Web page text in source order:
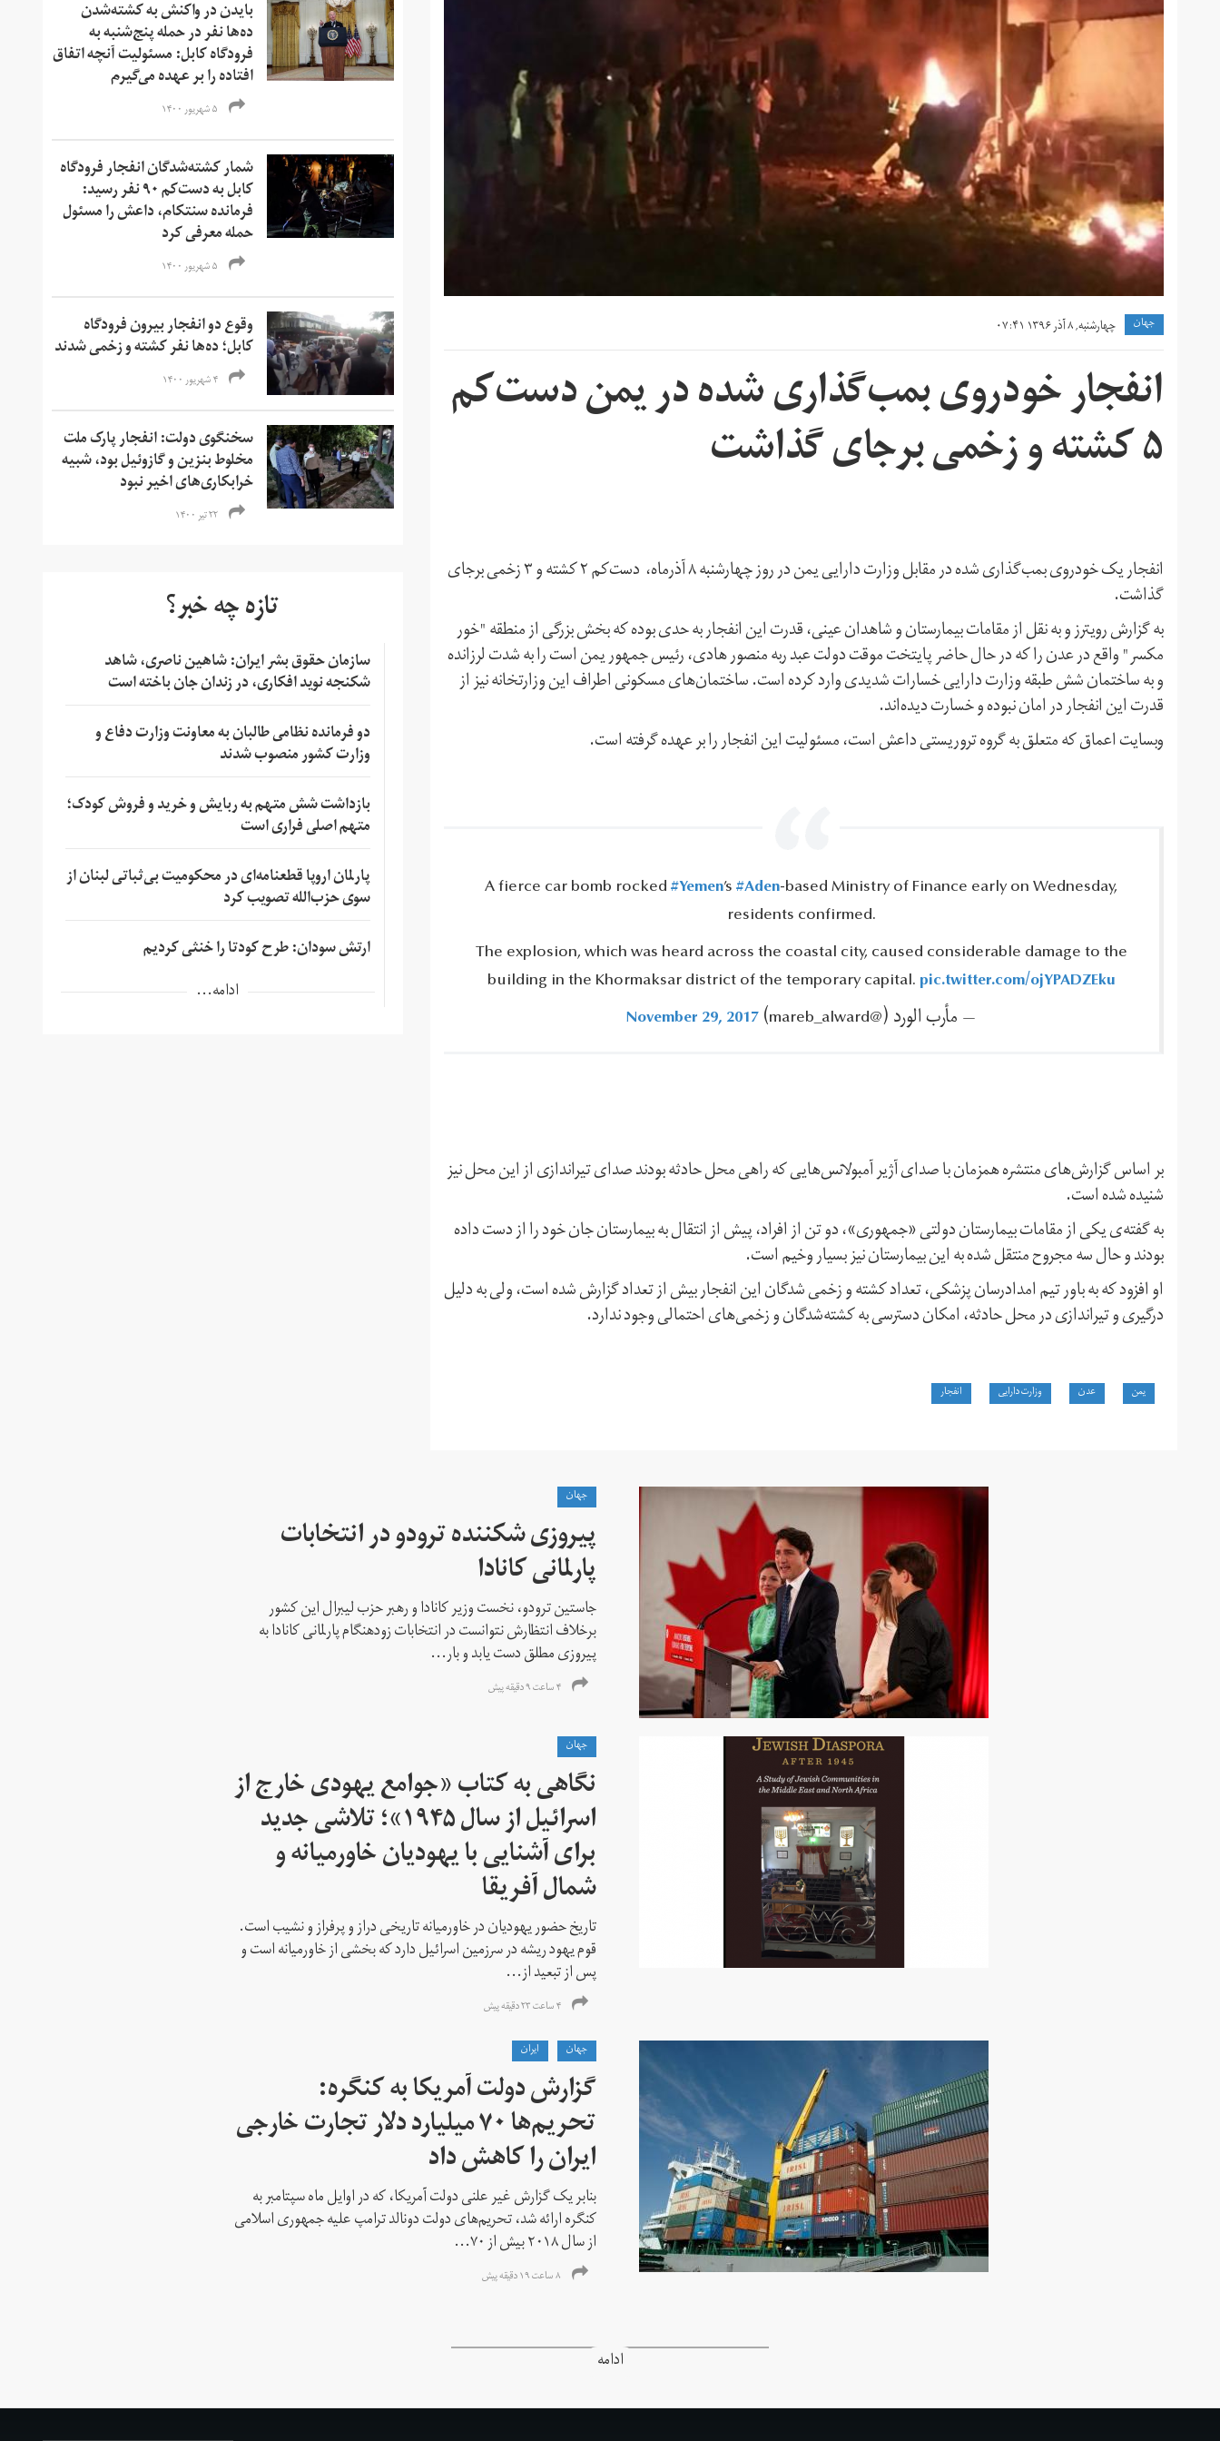
جهان چهارشنبه, ۸ آذر ۱۳۹۶ ۰۷:۴۱
انفجار خودروی بمب‌گذاری‌ شده در یمن دست‌کم
۵ کشته و زخمی برجای گذاشت
انفجار یک خودروی بمب‌گذاری شده در مقابل وزارت دارایی یمن در روز چهارشنبه ۸ آذرماه، دست‌کم ۲ کشته و ۳ زخمی برجای
گذاشت.
به گزارش رویترز و به نقل از مقامات بیمارستان و شاهدان عینی، قدرت این انفجار به حدی بوده که بخش بزرگی از منطقه "خور
مکسر" واقع در عدن را که در حال حاضر پایتخت موقت دولت عبد ربه منصور هادی، رئیس جمهور یمن است را به شدت لرزانده
و به ساختمان شش طبقه وزارت دارایی خسارات شدیدی وارد کرده است. ساختمان‌های مسکونی اطراف این وزارتخانه نیز از
قدرت این انفجار در امان نبوده و خسارت دیده‌اند.
وبسایت اعماق که متعلق به گروه تروریستی داعش است، مسئولیت این انفجار را بر عهده گرفته است.
A fierce car bomb rocked#Yemen’s#Aden-based Ministry of Finance early on Wednesday,
residents confirmed.‎
The explosion, which was heard across the coastal city, caused considerable damage to the
building in the Khormaksar district of the temporary capital.‎pic.twitter.com/ojYPADZEku
— مأرب الورد (@mareb_alward)
November 29, 2017
بر اساس گزارش‌های منتشره همزمان با صدای آژیر آمبولانس‌هایی که راهی محل حادثه بودند صدای تیراندازی از این محل نیز
شنیده شده است.
به گفته‌ی یکی از مقامات بیمارستان دولتی «جمهوری»، دو تن از افراد، پیش از انتقال به بیمارستان جان خود را از دست داده
بودند و حال سه مجروح منتقل شده به این بیمارستان نیز بسیار وخیم است.
او افزود که به باور تیم امدادرسان پزشکی، تعداد کشته و زخمی شدگان این انفجار بیش از تعداد گزارش شده است، ولی به دلیل
درگیری و تیراندازی در محل حادثه، امکان دسترسی به کشته‌شدگان و زخمی‌های احتمالی وجود ندارد.
یمن عدن وزارت دارایی انفجار
بایدن در واکنش به کشته‌شدن
ده‌ها نفر در حمله پنج‌شنبه به
فرودگاه کابل: مسئولیت آنچه اتفاق
افتاده را بر عهده می‌گیرم
۵ شهریور ۱۴۰۰
شمار کشته‌شدگان انفجار فرودگاه
کابل به دست‌کم ۹۰ نفر رسید:
فرمانده سنتکام، داعش را مسئول
حمله معرفی کرد
۵ شهریور ۱۴۰۰
وقوع دو انفجار بیرون فرودگاه
کابل؛ ده‌ها نفر کشته و زخمی‌ شدند
۴ شهریور ۱۴۰۰
سخنگوی دولت: انفجار پارک ملت
مخلوط بنزین و گازوئیل بود، شبیه
خرابکاری‌های اخیر نبود
۲۲ تیر ۱۴۰۰
تازه چه خبر؟
سازمان حقوق بشر ایران: شاهین ناصری، شاهد
شکنجه نوید افکاری، در زندان جان باخته است
دو فرمانده نظامی طالبان به معاونت وزارت دفاع و
وزارت کشور منصوب شدند
بازداشت شش متهم به ربایش و خرید و فروش کودک؛
متهم اصلی فراری است
پارلمان اروپا قطعنامه‌ای در محکومیت بی‌ثباتی لبنان از
سوی حزب‌الله تصویب کرد
ارتش سودان: طرح کودتا را خنثی کردیم
ادامه...
جهان
پیروزی شکننده ترودو در انتخابات
پارلمانی کانادا
جاستین ترودو، نخست وزیر کانادا و رهبر حزب لیبرال این کشور
برخلاف انتظارش نتوانست در انتخابات زود‌هنگام پارلمانی کانادا به
پیروزی مطلق دست یابد و بار...
۴ ساعت ۹ دقیقه پیش
جهان
نگاهی به کتاب «جوامع یهودی خارج از
اسرائیل از سال ۱۹۴۵»؛ تلاشی جدید
برای آشنایی با یهودیان خاورمیانه و
شمال آفریقا
تاریخ حضور یهودیان در خاورمیانه تاریخی دراز و پرفراز و نشیب است.
قوم یهود ریشه در سرزمین اسرائیل دارد که بخشی از خاورمیانه است و
پس از تبعید از...
۴ ساعت ۲۳ دقیقه پیش
جهان
ايران
گزارش دولت آمریکا به کنگره:
تحریم‌ها ۷۰ میلیارد دلار تجارت خارجی
ایران را کاهش داد
بنابر یک گزارش غیر علنی دولت آمریکا، که در اوایل ماه سپتامبر به
کنگره ارائه شد، تحریم‌های دولت دونالد ترامپ علیه جمهوری اسلامی
از سال ۲۰۱۸ بیش از ۷۰...
۸ ساعت ۱۹ دقیقه پیش
ادامه